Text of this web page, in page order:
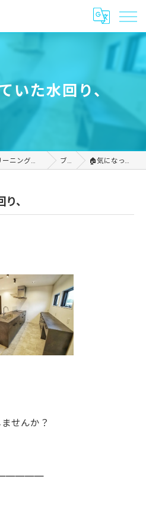
いた水回り、
横浜市・戸塚区のハウスクリーニングやリフォームは合同会社ホームアシスト ブログ 🏠気になっていた水回り、
、
せんか？